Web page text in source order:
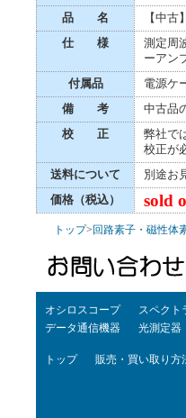
品 名
【中古
仕 様
測定周
ーアン
付属品
電源ケ
備 考
中古品
校 正
弊社で
校正が
送料について
別途お
価格（税込）
sold
トップ> 回路素子・磁性体
オシロスコープ スペクト
データ通信機器
光測定器
トップ 販売・買い取り方